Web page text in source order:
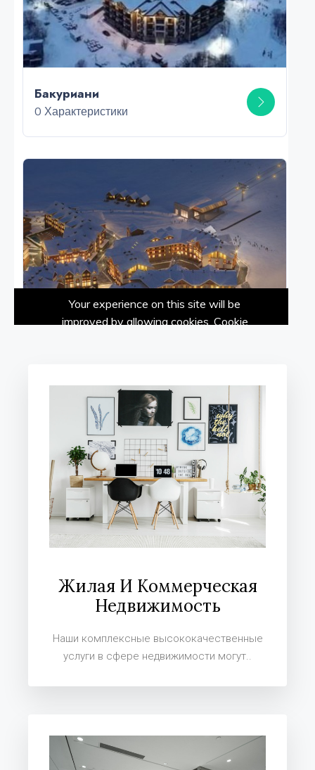
Жилая И Коммерческая
Недвижимость
Наши комплексные высококачественные
услуги в сфере недвижимости могут..